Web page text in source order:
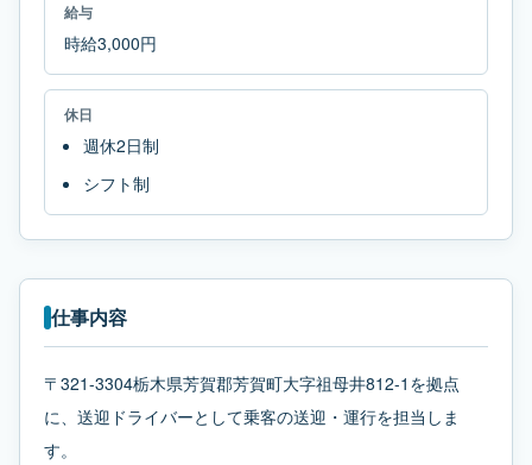
給与
時給3,000円
休日
週休2日制
シフト制
仕事内容
〒321-3304栃木県芳賀郡芳賀町大字祖母井812-1を拠点
に、送迎ドライバーとして乗客の送迎・運行を担当しま
す。